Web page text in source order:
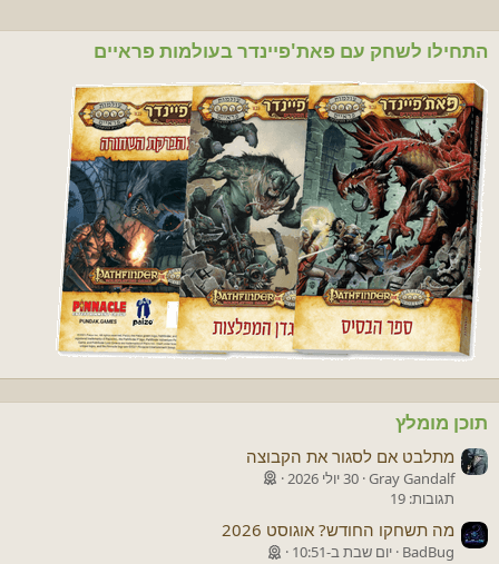
התחילו לשחק עם פאת'פיינדר בעולמות פראיים
תוכן מומלץ
מתלבט אם לסגור את הקבוצה
Gray Gandalf 30 יולי 2026
תגובות: 19
מה תשחקו החודש? אוגוסט 2026
BadBug יום שבת ב-10:51